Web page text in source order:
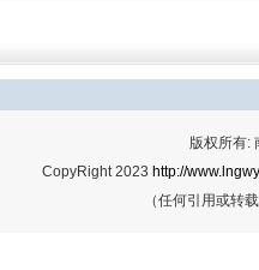
版权所有:
CopyRight 2023 http://
（任何引用或转